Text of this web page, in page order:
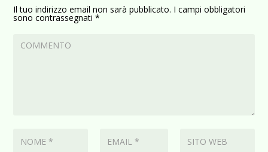
Il tuo indirizzo email non sarà pubblicato. I campi obbligatori
sono contrassegnati*